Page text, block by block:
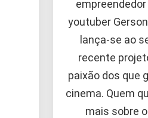
youtuber
lança-se ao
recente
paixão dos que
cinema. Quem
mais sobre